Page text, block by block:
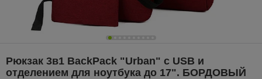
Рюкзак 3в1 BackPack "Urban" с USB и
отделением для ноутбука до 17". БОРДОВЫЙ